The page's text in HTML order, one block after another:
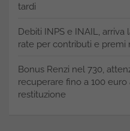
tardi
Debiti INPS e INAIL, arriva
rate per contributi e premi
Bonus Renzi nel 730,
recuperare fino a 100
restituzione